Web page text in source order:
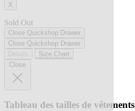
X
Sold Out
Close Quickshop Drawer
Close Quickshop Drawer
Size Chart
Close
Tableau des tailles de vêtements